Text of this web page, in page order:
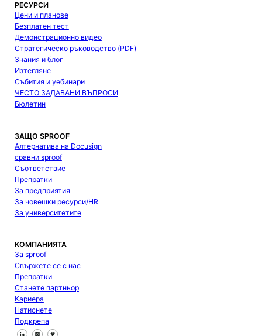
РЕСУРСИ
Цени и планове
Безплатен тест
Демонстрационно видео
Стратегическо ръководство (PDF)
Знания и блог
Изтегляне
Събития и уебинари
ЧЕСТО ЗАДАВАНИ ВЪПРОСИ
Бюлетин
ЗАЩО SPROOF
Алтернатива на Docusign
сравни sproof
Съответствие
Препратки
За предприятия
За човешки ресурси/HR
За университетите
КОМПАНИЯТА
За sproof
Свържете се с нас
Препратки
Станете партньор
Кариера
Натиснете
Подкрепа
Следвайте ни във Facebook
Следвайте ни в X
Следвайте ни в LinkedIn